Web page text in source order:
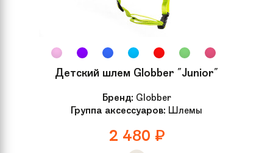
Детский шлем Globber "Junior"
Бренд: Globber
Группа аксессуаров: Шлемы
2 480 ₽